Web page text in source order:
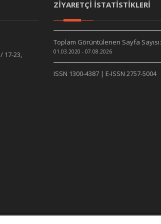
17-23,
ZİYARETÇİ İSTATİSTİKLERİ
Toplam Görüntülenen Sayfa Sayısı:
01.03.2020 - 07.08.2026
ISSN 1300-4387 | E-ISSN 2757-5004